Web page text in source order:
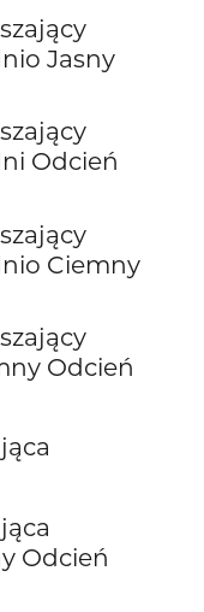
Jasny
Odcień
Ciemny
Odcień
Odcień